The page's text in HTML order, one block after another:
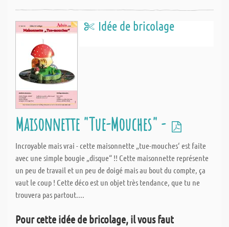
Idée de bricolage
Maisonnette "Tue-Mouches" -
Incroyable mais vrai - cette maisonnette „tue-mouches‘ est faite
avec une simple bougie „disque“ !! Cette maisonnette représente
un peu de travail et un peu de doigé mais au bout du compte, ça
vaut le coup ! Cette déco est un objet très tendance, que tu ne
trouvera pas partout....
Pour cette idée de bricolage, il vous faut